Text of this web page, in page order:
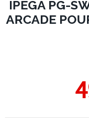
IPEGA PG-
ARCADE